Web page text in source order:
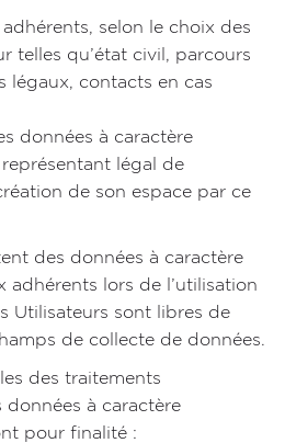
selon le choix des
telles qu’état civil, parcours
légaux, contacts en cas
données à caractère
légal de
de son espace par ce
des données à caractère
adhérents lors de l’utilisation
Utilisateurs sont libres de
de collecte de données.
des traitements
données à caractère
pour finalité :